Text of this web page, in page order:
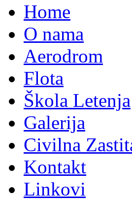
Home
O nama
Aerodrom
Flota
Škola Letenja
Galerija
Civilna
Kontakt
Linkovi